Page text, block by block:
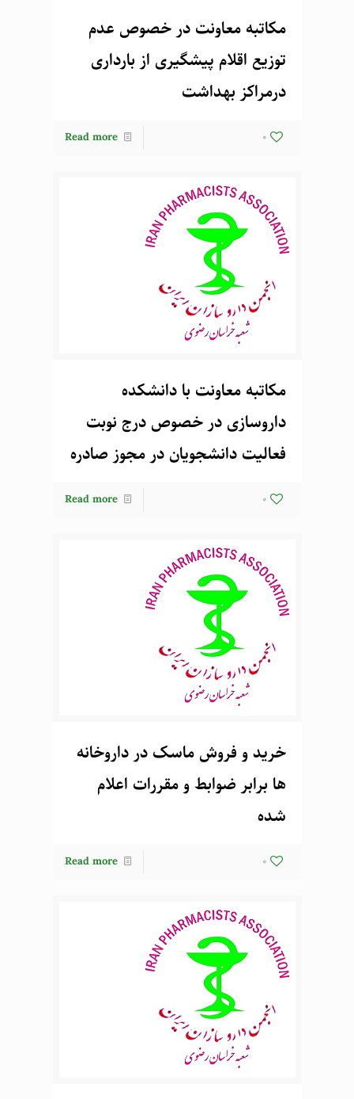
مکاتبه معاونت در خصوص عدم
توزیع اقلام پیشگیری از بارداری
درمراکز بهداشت
0
Read more
مکاتبه معاونت با دانشکده
داروسازی در خصوص درج نوبت
فعالیت دانشجویان در مجوز صادره
0
Read more
خرید و فروش ماسک در داروخانه
ها برابر ضوابط و مقررات اعلام
شده
0
Read more